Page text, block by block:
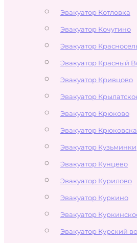
Эвакуатор Котловка
Эвакуатор Кочугино
Эвакуатор
Эвакуатор Красный
Эвакуатор Кривцово
Эвакуатор
Эвакуатор Крюково
Эвакуатор
Эвакуатор Кузьминки
Эвакуатор Кунцево
Эвакуатор Курилово
Эвакуатор Куркино
Эвакуатор
Эвакуатор Курский